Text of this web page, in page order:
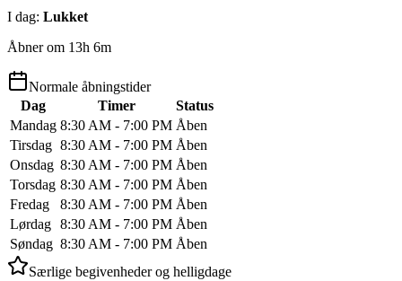
I dag: Lukket
Åbner om 13h 6m
Normale åbningstider
Dag
Timer
Status
Mandag 8:30 AM - 7:00 PM Åben
Tirsdag 8:30 AM - 7:00 PM Åben
Onsdag 8:30 AM - 7:00 PM Åben
Torsdag 8:30 AM - 7:00 PM Åben
Fredag
8:30 AM - 7:00 PM Åben
Lørdag 8:30 AM - 7:00 PM Åben
Søndag 8:30 AM - 7:00 PM Åben
Særlige begivenheder og helligdage